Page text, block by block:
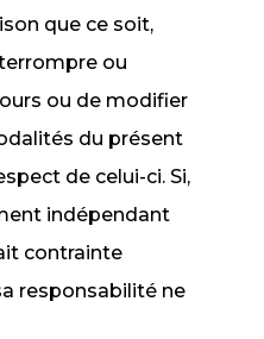
que ce soit,
ou
ou de modifier
du présent
de celui-ci. Si,
indépendant
contrainte
responsabilité ne